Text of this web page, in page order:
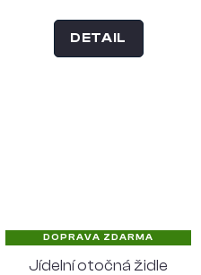
DETAIL
DOPRAVA ZDARMA
Jídelní otočná židle